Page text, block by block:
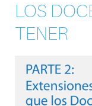
LOS
TENER